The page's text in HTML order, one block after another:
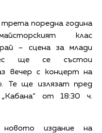
трета поредна година
клас
– сцена за млади
ще се състои
вечер с концерт на
Те ще излязат пред
от 18:30 ч.
издание на